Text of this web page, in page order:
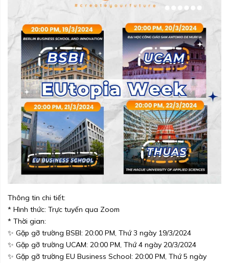
Thông tin chi tiết:
* Hình thức: Trực tuyến qua Zoom
* Thời gian:
✨ Gặp gỡ trường BSBI: 20:00 PM, Thứ 3 ngày 19/3/2024
✨ Gặp gỡ trường UCAM: 20:00 PM, Thứ 4 ngày 20/3/2024
✨ Gặp gỡ trường EU Business School: 20:00 PM, Thứ 5 ngày